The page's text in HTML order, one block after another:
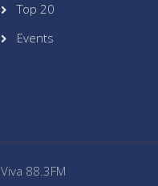
Top 20
Events
Viva 88.3FM